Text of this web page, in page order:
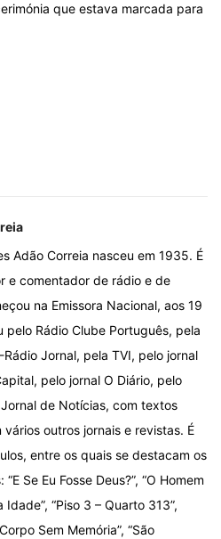
que estava marcada para
Adão Correia nasceu em 1935. É
e comentador de rádio e de
na Emissora Nacional, aos 19
pelo Rádio Clube Português, pela
Rádio Jornal, pela TVI, pelo jornal
pelo jornal O Diário, pelo
de Notícias, com textos
outros jornais e revistas. É
entre os quais se destacam os
Se Eu Fosse Deus?”, “O Homem
“Piso 3 – Quarto 313”,
Sem Memória”, “São